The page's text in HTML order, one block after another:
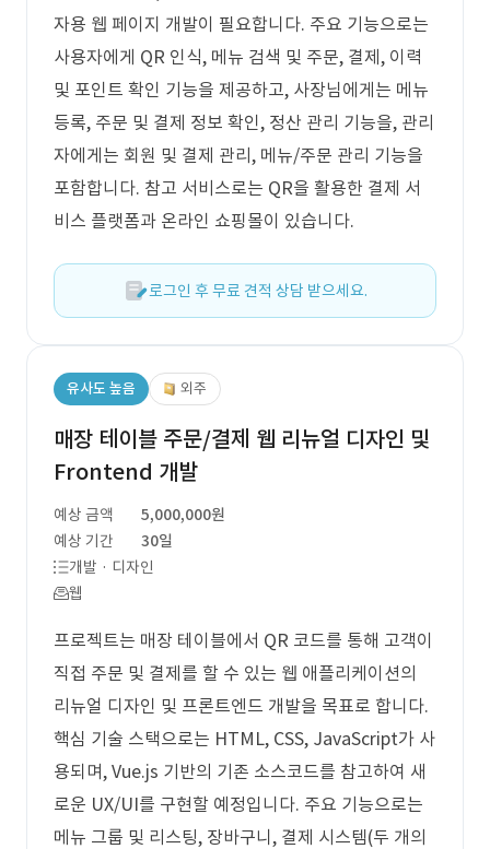
자용 웹 페이지 개발이 필요합니다. 주요 기능으로는
사용자에게 QR 인식, 메뉴 검색 및 주문, 결제, 이력
및 포인트 확인 기능을 제공하고, 사장님에게는 메뉴
등록, 주문 및 결제 정보 확인, 정산 관리 기능을, 관리
자에게는 회원 및 결제 관리, 메뉴/주문 관리 기능을
포함합니다. 참고 서비스로는 QR을 활용한 결제 서
비스 플랫폼과 온라인 쇼핑몰이 있습니다.
로그인 후 무료 견적 상담 받으세요.
유사도 높음 외주
매장 테이블 주문/결제 웹 리뉴얼 디자인 및
Frontend 개발
예상 금액
5,000,000원
예상 기간
30일
개발 · 디자인
웹
프로젝트는 매장 테이블에서 QR 코드를 통해 고객이
직접 주문 및 결제를 할 수 있는 웹 애플리케이션의
리뉴얼 디자인 및 프론트엔드 개발을 목표로 합니다.
핵심 기술 스택으로는 HTML, CSS, JavaScript가 사
용되며, Vue.js 기반의 기존 소스코드를 참고하여 새
로운 UX/UI를 구현할 예정입니다. 주요 기능으로는
메뉴 그룹 및 리스팅, 장바구니, 결제 시스템(두 개의